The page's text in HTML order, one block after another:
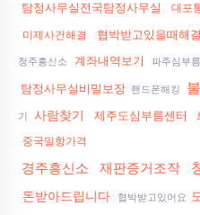
탐정사무실전국탐정사무실 대포
미제사건해결 협박받고있을때해결
청주흥신소 계좌내역보기 파주심부
탐정사무실비밀보장 핸드폰해킹
기 사람찾기 제주도심부름센터
중국밀항가격
경주흥신소 재판증거조작
돈받아드립니다 협박받고있어요